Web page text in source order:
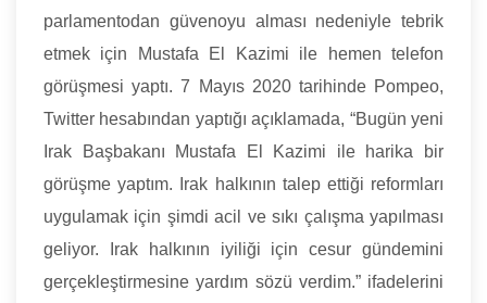
parlamentodan güvenoyu alması nedeniyle tebrik
etmek için Mustafa El Kazimi ile hemen telefon
görüşmesi yaptı. 7 Mayıs 2020 tarihinde Pompeo,
Twitter hesabından yaptığı açıklamada, “Bugün yeni
Irak Başbakanı Mustafa El Kazimi ile harika bir
görüşme yaptım. Irak halkının talep ettiği reformları
uygulamak için şimdi acil ve sıkı çalışma yapılması
geliyor. Irak halkının iyiliği için cesur gündemini
gerçekleştirmesine yardım sözü verdim.” ifadelerini